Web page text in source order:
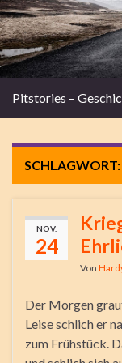
Pitstories –
SCHLAGWORT:
NOV.
24
Von
Der Morgen
Leise schlich er
zum Frühstück.